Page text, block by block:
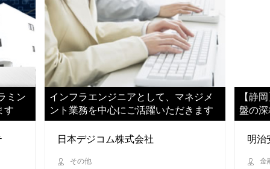
ミン
す
インフラエンジニアとして、マネジメ
ント業務を中心にご活躍いただきます
日本デジコム株式会社
その他
【静
盤の
ます
明治
金